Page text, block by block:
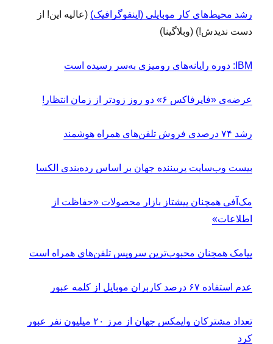
رشد محیط‌های کار موبایلی (اینفوگرافیک) (عالیه این! از
دست ندیدش!) (وبلاگینا)
IBM: دوره رایانه‌های رومیزی به‌سر رسیده است
عرضه‌ی «فایرفاکس ۶» دو روز زودتر از زمان انتظار!
رشد ۷۴ درصدی فروش تلفن‌های همراه هوشمند
بیست وب‌سایت پربیننده جهان بر اساس رده‌بندی الکسا
مک‌آفی همچنان پیشتاز بازار محصولات «حفاظت از
اطلاعات»
پیامک همچنان محبوب‌ترین سرویس تلفن‌های همراه است
عدم استفاده ۶۷ درصد کاربران موبایل از کلمه عبور
تعداد مشترکان وایمکس جهان از مرز ۲۰ میلیون نفر عبور
کرد